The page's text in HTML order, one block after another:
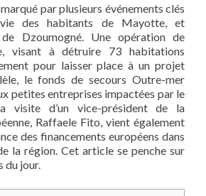
par plusieurs événements clés
des habitants de Mayotte, et
Dzoumogné. Une opération de
visant à détruire 73 habitations
pour laisser place à un projet
le fonds de secours Outre-mer
petites entreprises impactées par le
visite d’un vice-président de la
Raffaele Fito, vient également
des financements européens dans
la région. Cet article se penche sur
du jour.